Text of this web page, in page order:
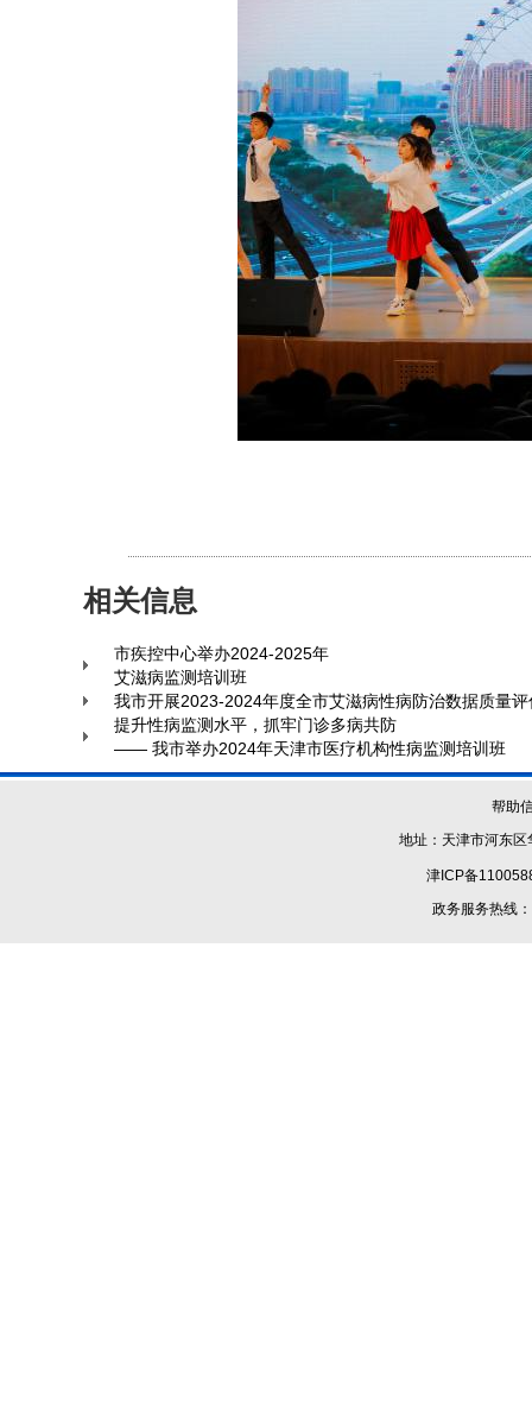
相关信息
市疾控中心举办2024-2025年
艾滋病监测培训班
我市开展2023-2024年度全市艾滋病性病防治数据质量
提升性病监测水平，抓牢门诊多病共防
—— 我市举办2024年天津市医疗机构性病监测培训班
帮助
地址：天津市河
津ICP备
政务服务热线